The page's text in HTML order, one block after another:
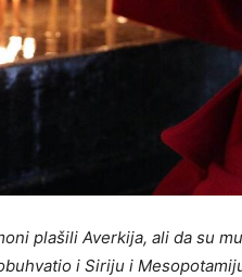
plašili Averkija, ali da su
i Siriju i